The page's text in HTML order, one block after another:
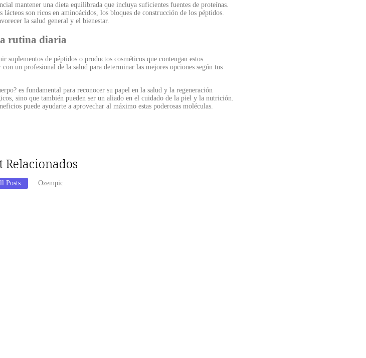
mantener una dieta equilibrada que incluya suficientes fuentes de proteínas.
son ricos en aminoácidos, los bloques de construcción de los péptidos.
la salud general y el bienestar.
rutina diaria
de péptidos o productos cosméticos que contengan estos
un profesional de la salud para determinar las mejores opciones según tus
es fundamental para reconocer su papel en la salud y la regeneración
sino que también pueden ser un aliado en el cuidado de la piel y la nutrición.
puede ayudarte a aprovechar al máximo estas poderosas moléculas.
Relacionados
Posts Ozempic